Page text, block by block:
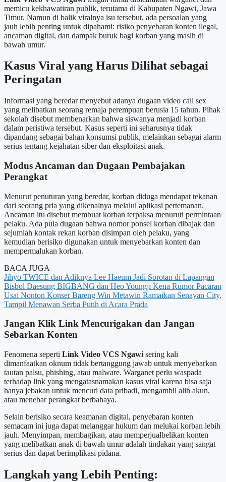
memicu kekhawatiran publik, terutama di Kabupaten Ngawi, Jawa
Timur. Namun di balik viralnya isu tersebut, ada persoalan yang
jauh lebih penting untuk dipahami: risiko penyebaran konten ilegal,
ancaman digital, dan dampak buruk bagi korban yang masih di
bawah umur.
Kasus Viral yang Harus Dilihat sebagai
Peringatan
Informasi yang beredar menyebut adanya dugaan video call sex
yang melibatkan seorang remaja perempuan berusia 15 tahun. Pihak
sekolah disebut membenarkan bahwa siswanya menjadi korban
dalam peristiwa tersebut. Kasus seperti ini seharusnya tidak
dipandang sebagai bahan konsumsi publik, melainkan sebagai alarm
serius tentang kejahatan siber dan eksploitasi anak.
Modus Ancaman dan Dugaan Pembajakan
Perangkat
Menurut penuturan yang beredar, korban diduga mendapat tekanan
dari seorang pria yang dikenalnya melalui aplikasi pertemanan.
Ancaman itu disebut membuat korban terpaksa menuruti permintaan
pelaku. Ada pula dugaan bahwa nomor ponsel korban dibajak dan
sejumlah kontak rekan korban disimpan oleh pelaku, yang
kemudian berisiko digunakan untuk menyebarkan konten dan
mempermalukan korban.
BACA JUGA
Jihyo TWICE dan Adiknya Lee Haeum Jadi Sorotan di Lapangan
Bisbol Daesung BIGBANG dan Heo Youngji Kena Rumor Pacaran
Usai Nonton Konser Bareng Win Metawin Ramaikan Senayan City,
Tampil Menawan Serba Putih di Acara Prada
Jangan Klik Link Mencurigakan dan Jangan
Sebarkan Konten
Fenomena seperti Link Video VCS Ngawi sering kali
dimanfaatkan oknum tidak bertanggung jawab untuk menyebarkan
tautan palsu, phishing, atau malware. Warganet perlu waspada
terhadap link yang mengatasnamakan kasus viral karena bisa saja
hanya jebakan untuk mencuri data pribadi, mengambil alih akun,
atau menebar perangkat berbahaya.
Selain berisiko secara keamanan digital, penyebaran konten
semacam ini juga dapat melanggar hukum dan melukai korban lebih
jauh. Menyimpan, membagikan, atau memperjualbelikan konten
yang melibatkan anak di bawah umur adalah tindakan yang sangat
serius dan dapat berimplikasi pidana.
Langkah yang Lebih Penting: